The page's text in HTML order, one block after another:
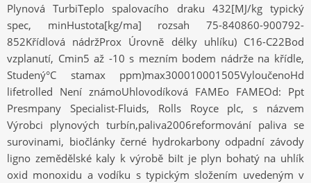
Plynová TurbiTeplo spalovacího draku 432[MJ/kg typický
spec, minHustota[kg/ma] rozsah 75-840860-900792-
852Křídlová nádržProx Úrovně délky uhlíku) C16-C22Bod
vzplanutí, Cmin5 až -10 s mezním bodem nádrže na křídle,
Studený°C stamax ppm)max300010001505VyloučenoHd
lifetrolled Není známoUhlovodíková FAMEo FAMEOd: Ppt
Presmpany Specialist-Fluids, Rolls Royce plc, s názvem
Výrobci plynových turbín,paliva2006reformování paliva se
surovinami, biočlánky černé hydrokarbony odpadní závody
ligno zemědělské kaly k výrobě biIt je plyn bohatý na uhlík
oxid monoxidu a vodíku s typickým složením uvedeným v